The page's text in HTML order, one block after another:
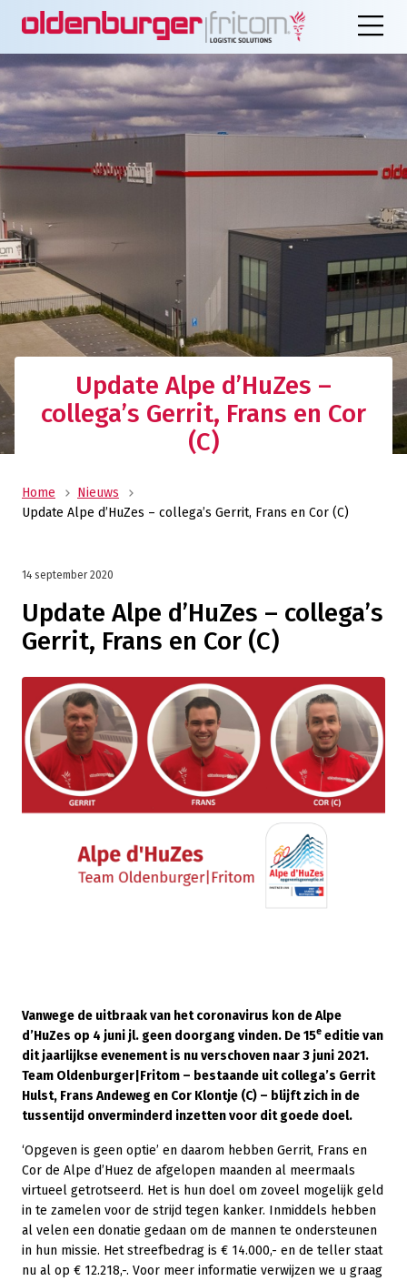
Update Alpe d’HuZes –
collega’s Gerrit, Frans en Cor
(C)
Home
Nieuws
Update Alpe d’HuZes – collega’s Gerrit, Frans en Cor (C)
Update Alpe d’HuZes – collega’s
Gerrit, Frans en Cor (C)
14 september 2020
Vanwege de uitbraak van het coronavirus kon de Alpe
d’HuZes op 4 juni jl. geen doorgang vinden. De 15e editie van
dit jaarlijkse evenement is nu verschoven naar 3 juni 2021.
Team Oldenburger|Fritom – bestaande uit collega’s Gerrit
Hulst, Frans Andeweg en Cor Klontje (C) – blijft zich in de
tussentijd onverminderd inzetten voor dit goede doel.
‘Opgeven is geen optie’ en daarom hebben Gerrit, Frans en
Cor de Alpe d’Huez de afgelopen maanden al meermaals
virtueel getrotseerd. Het is hun doel om zoveel mogelijk geld
in te zamelen voor de strijd tegen kanker. Inmiddels hebben
al velen een donatie gedaan om de mannen te ondersteunen
in hun missie. Het streefbedrag is € 14.000,- en de teller staat
nu al op € 12.218,-. Voor meer informatie verwijzen we u graag